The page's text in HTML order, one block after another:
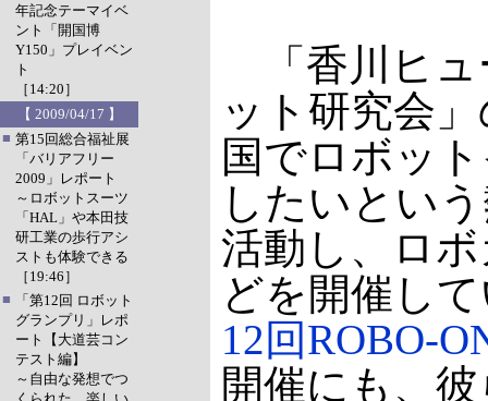
年記念テーマイベ
ント「開国博
Y150」プレイベン
ト
［14:20］
【 2009/04/17 】
■ 第15回総合福祉展
「バリアフリー
2009」レポート
～ロボットスーツ
「HAL」や本田技
研工業の歩行アシ
ストも体験できる
［19:46］
■
「第12回 ロボット
グランプリ」レポ
ート【大道芸コン
テスト編】
～自由な発想でつ
「香川ヒュ
ット研究会
国でロボッ
したいとい
活動し、ロ
どを開催し
12回ROBO-
開催にも、